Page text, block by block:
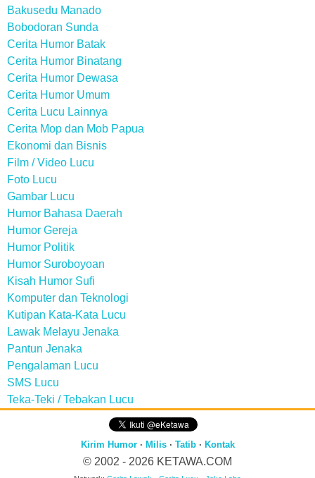
Bakusedu Manado
Bobodoran Sunda
Cerita Humor Batak
Cerita Humor Binatang
Cerita Humor Dewasa
Cerita Humor Umum
Cerita Lucu Lainnya
Cerita Mop dan Mob Papua
Ekonomi dan Bisnis
Film / Video Lucu
Foto Lucu
Gambar Lucu
Humor Bahasa Daerah
Humor Gereja
Humor Politik
Humor Suroboyoan
Kisah Humor Sufi
Komputer dan Teknologi
Kutipan Kata-Kata Lucu
Lawak Melayu Jenaka
Pantun Jenaka
Pengalaman Lucu
SMS Lucu
Teka-Teki / Tebakan Lucu
Kirim Humor· Milis· Tatib· Kontak
© 2002 - 2026 KETAWA.COM